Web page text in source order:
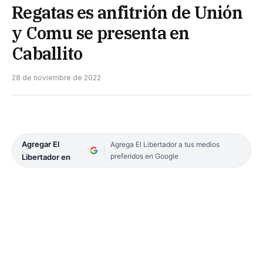
Regatas es anfitrión de Unión
y Comu se presenta en
Caballito
28 de noviembre de 2022
Agregar El
Libertador en
Agrega El Libertador a tus medios
preferidos en Google